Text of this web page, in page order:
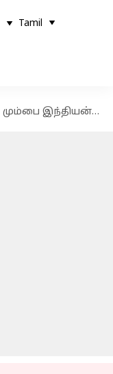
Tamil
மும்பை இந்தியன்ஸ் vs ராயல் சேலஞ்சர்ஸ் பெங்களூர் : பிளேஆப் வாய்ப்பை தக்கவைக்கப்போவது யார்?